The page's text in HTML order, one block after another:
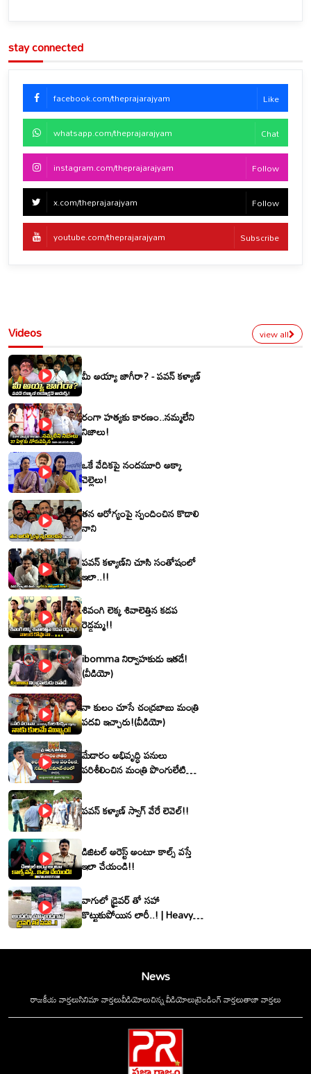
stay connected
facebook.com/theprajarajyam Like
whatsapp.com/theprajarajyam Chat
instagram.com/theprajarajyam Follow
x.com/theprajarajyam Follow
youtube.com/theprajarajyam Subscribe
Videos view all
మీ అయ్యా జాగీరా? - పవన్ కళ్యాణ్
రంగా హత్యకు కారణం..నమ్మలేని
నిజాలు!
ఒకే వేదికపై నందమూరి అక్కా
చెల్లెలు!
తన ఆరోగ్యంపై స్పందించిన కొడాలి
నాని
పవన్ కళ్యాణ్‌ని చూసి సంతోషంలో
ఇలా..!!
శివంగి లెక్క శివాలెత్తిన కడప
రెడ్డమ్మ!!
ibomma నిర్వాహకుడు ఇతడే!
(వీడియో)
నా కులం చూసే చంద్రబాబు మంత్రి
పదవి ఇచ్చారు!(వీడియో)
మేడారం అభివృద్ధి పనులు
పరిశీలించిన మంత్రి పొంగులేటి
పవన్ కళ్యాణ్ స్వాగ్ వేరే లెవెల్!!
డిజిటల్ అరెస్ట్ అంటూ కాల్స్ వస్తే
ఇలా చేయండి!!
వాగులో డ్రైవర్ తో సహా
కొట్టుకుపోయిన లారీ..! | Heavy
News
రాజకీయ వార్తలుసినిమా వార్తలువీడియోలుచిన్న వీడియోలుట్రెండింగ్ వార్తలుతాజా వార్తలు